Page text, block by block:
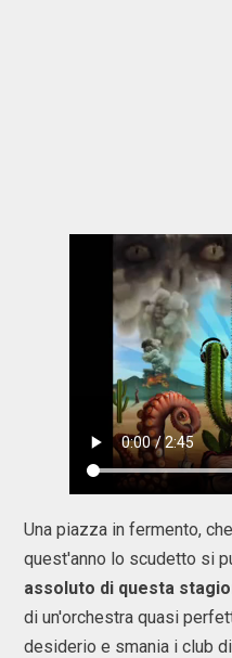
Una piazza in fermento,
quest'anno lo scudetto si
assoluto di questa
di un'orchestra quasi
desiderio e smania i club